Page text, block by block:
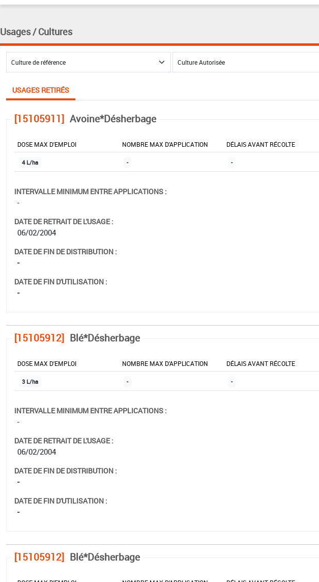
Usages / Cultures
USAGES RETIRÉS
[15105911] Avoine*Désherbage
DOSE MAX D'EMPLOI NOMBRE MAX D'APPLICATION DÉLAIS AVANT RÉCOLTE
4 L/ha - -
INTERVALLE MINIMUM ENTRE APPLICATIONS :
-
DATE DE RETRAIT DE L'USAGE :
06/02/2004
DATE DE FIN DE DISTRIBUTION :
-
DATE DE FIN D'UTILISATION :
-
[15105912] Blé*Désherbage
DOSE MAX D'EMPLOI NOMBRE MAX D'APPLICATION DÉLAIS AVANT RÉCOLTE
3 L/ha - -
INTERVALLE MINIMUM ENTRE APPLICATIONS :
-
DATE DE RETRAIT DE L'USAGE :
06/02/2004
DATE DE FIN DE DISTRIBUTION :
-
DATE DE FIN D'UTILISATION :
-
[15105912] Blé*Désherbage